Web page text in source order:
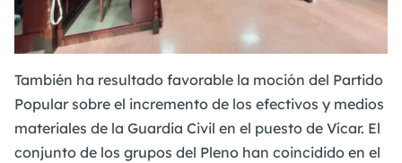
También ha resultado favorable la moción del Partido
Popular sobre el incremento de los efectivos y medios
materiales de la Guardia Civil en el puesto de Vícar. El
conjunto de los grupos del Pleno han coincidido en el